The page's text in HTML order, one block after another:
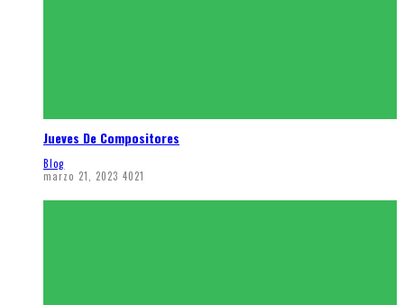
Jueves De Compositores
Blog
marzo 21, 2023 4021